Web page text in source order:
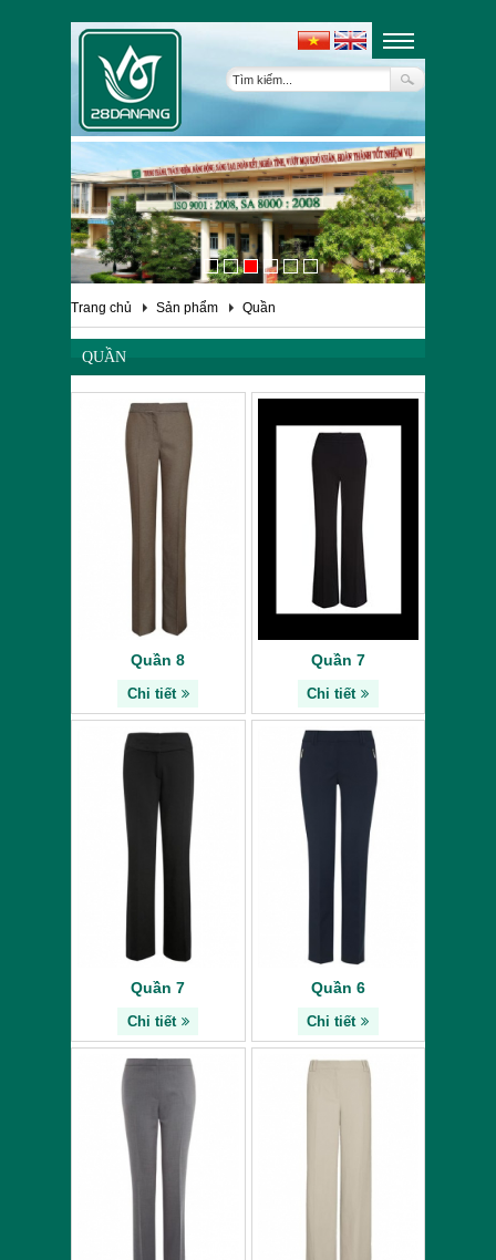
Trang chủ Sản phẩm Quần
QUẦN
Quần 8
Chi tiết
Quần 7
Chi tiết
Quần 7
Chi tiết
Quần 6
Chi tiết